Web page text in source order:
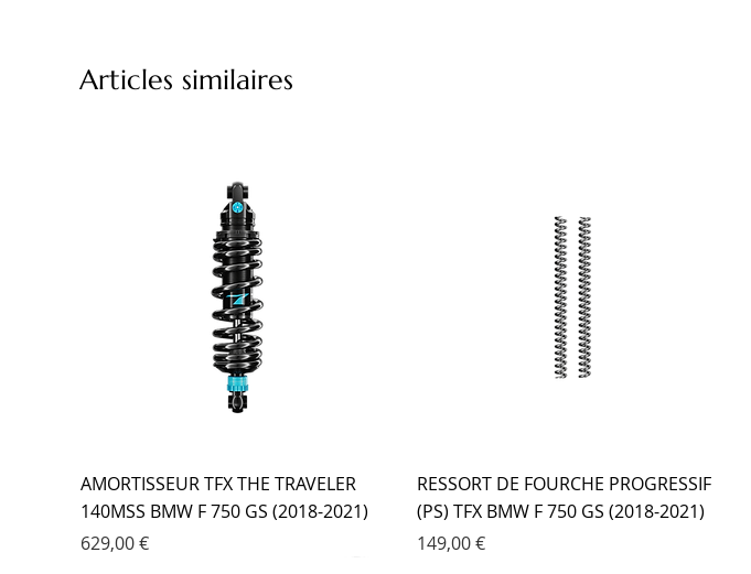
Articles similaires
AMORTISSEUR TFX THE TRAVELER
140MSS BMW F 750 GS (2018-2021)
Prix
629,00 €
RESSORT DE FOURCHE PROGRESSIF
(PS) TFX BMW F 750 GS (2018-2021)
Prix
149,00 €